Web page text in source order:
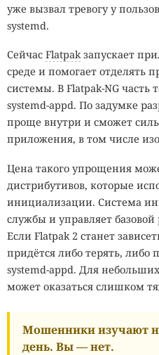
уже вызвал тревогу у
systemd.
Сейчас Flatpakзапускает
среде и помогает отделять
системы. В Flatpak-NG часть
systemd-appd. По задумке
проще внутри и сможет
приложения, в том числе
Цена такого упрощения
дистрибутивов, которые
инициализации. Система
службы и управляет базовой
Если Flatpak 2 станет
придётся либо терять, либо
systemd-appd. Для
может оказаться слишком
Мошенники изучают
день. Вы — нет.